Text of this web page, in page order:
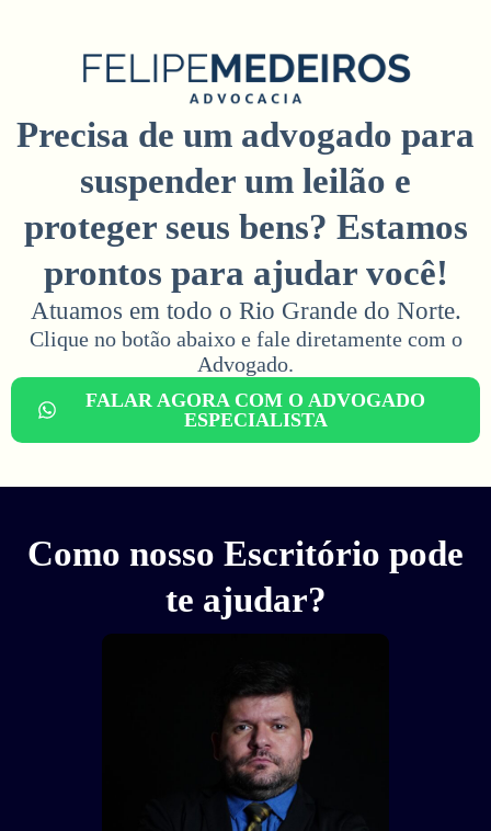
Precisa de um advogado para
suspender um leilão e
proteger seus bens? Estamos
prontos para ajudar você!
Atuamos em todo o Rio Grande do Norte.
Clique no botão abaixo e fale diretamente com o
Advogado.​
FALAR AGORA COM O ADVOGADO
ESPECIALISTA
Como nosso Escritório pode
te ajudar?